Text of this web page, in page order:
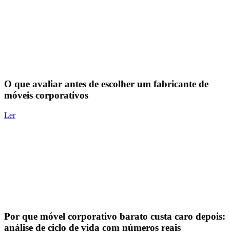
O que avaliar antes de escolher um fabricante de
móveis corporativos
Ler
Por que móvel corporativo barato custa caro depois:
análise de ciclo de vida com números reais